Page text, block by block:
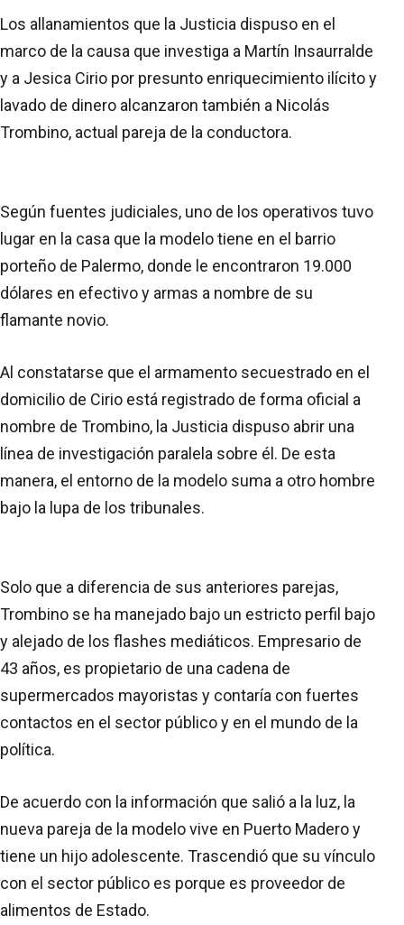
Los allanamientos que la Justicia dispuso en el
marco de la causa que investiga a Martín Insaurralde
y a Jesica Cirio por presunto enriquecimiento ilícito y
lavado de dinero alcanzaron también a Nicolás
Trombino, actual pareja de la conductora.
Según fuentes judiciales, uno de los operativos tuvo
lugar en la casa que la modelo tiene en el barrio
porteño de Palermo, donde le encontraron 19.000
dólares en efectivo y armas a nombre de su
flamante novio.
Al constatarse que el armamento secuestrado en el
domicilio de Cirio está registrado de forma oficial a
nombre de Trombino, la Justicia dispuso abrir una
línea de investigación paralela sobre él. De esta
manera, el entorno de la modelo suma a otro hombre
bajo la lupa de los tribunales.
Solo que a diferencia de sus anteriores parejas,
Trombino se ha manejado bajo un estricto perfil bajo
y alejado de los flashes mediáticos. Empresario de
43 años, es propietario de una cadena de
supermercados mayoristas y contaría con fuertes
contactos en el sector público y en el mundo de la
política.
De acuerdo con la información que salió a la luz, la
nueva pareja de la modelo vive en Puerto Madero y
tiene un hijo adolescente. Trascendió que su vínculo
con el sector público es porque es proveedor de
alimentos de Estado.